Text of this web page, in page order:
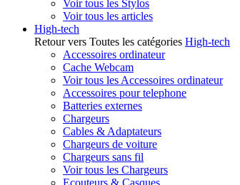
Voir tous les Stylos
Voir tous les articles
High-tech
Retour vers Toutes les catégories High-tech
Accessoires ordinateur
Cache Webcam
Voir tous les Accessoires ordinateur
Accessoires pour telephone
Batteries externes
Chargeurs
Cables & Adaptateurs
Chargeurs de voiture
Chargeurs sans fil
Voir tous les Chargeurs
Ecouteurs & Casques